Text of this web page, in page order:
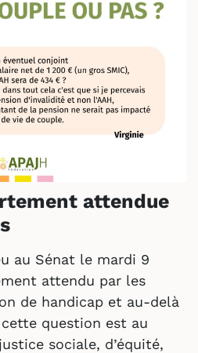
attendue
au Sénat le mardi 9
attendu par les
de handicap et au-delà
question est au
sociale, d’équité,